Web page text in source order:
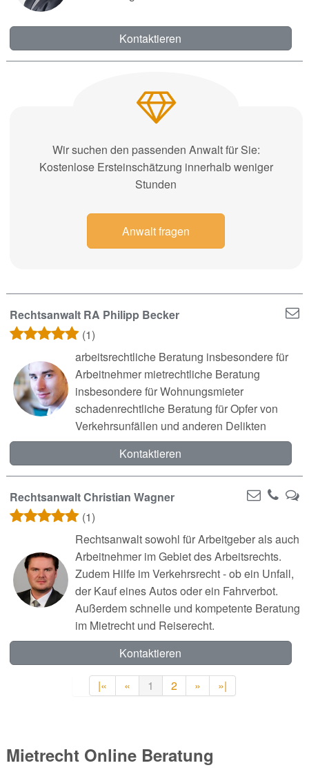
Kontaktieren
Wir suchen den passenden Anwalt für Sie:
Kostenlose Ersteinschätzung innerhalb weniger
Stunden
Anwalt fragen
Rechtsanwalt RA Philipp Becker
(1)
arbeitsrechtliche Beratung insbesondere für
Arbeitnehmer mietrechtliche Beratung
insbesondere für Wohnungsmieter
schadenrechtliche Beratung für Opfer von
Verkehrsunfällen und anderen Delikten
Kontaktieren
Rechtsanwalt Christian Wagner
(1)
Rechtsanwalt sowohl für Arbeitgeber als auch
Arbeitnehmer im Gebiet des Arbeitsrechts.
Zudem Hilfe im Verkehrsrecht - ob ein Unfall,
der Kauf eines Autos oder ein Fahrverbot.
Außerdem schnelle und kompetente Beratung
im Mietrecht und Reiserecht.
Kontaktieren
|« « 1 2 » »|
Mietrecht Online Beratung